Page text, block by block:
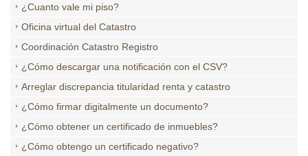
¿Cuanto vale mi piso?
Oficina virtual del Catastro
Coordinación Catastro Registro
¿Cómo descargar una notificación con el CSV?
Arreglar discrepancia titularidad renta y catastro
¿Cómo firmar digitalmente un documento?
¿Cómo obtener un certificado de inmuebles?
¿Cómo obtengo un certificado negativo?